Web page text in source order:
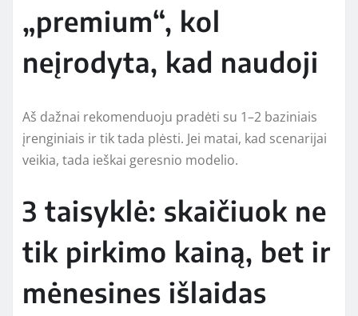
„premium“, kol
neįrodyta, kad naudoji
Aš dažnai rekomenduoju pradėti su 1–2 baziniais
įrenginiais ir tik tada plėsti. Jei matai, kad scenarijai
veikia, tada ieškai geresnio modelio.
3 taisyklė: skaičiuok ne
tik pirkimo kainą, bet ir
mėnesines išlaidas